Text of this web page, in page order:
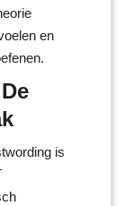
en
is